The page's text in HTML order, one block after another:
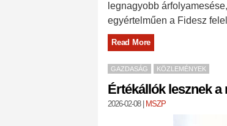
legnagyobb
egyértelműen a Fidesz
Read More
GAZDASÁG KÖZLEMÉNYEK
Értékállók lesznek a
2026-02-08| MSZP